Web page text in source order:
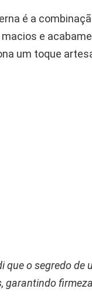
é a
e
um toque
que o segredo de
garantindo